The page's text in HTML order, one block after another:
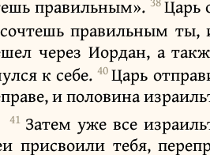
правильным».
Царь
правильным ты,
через Иордан, а
к себе. 40Царь
и половина
41 Затем уже все
присвоили тебя,